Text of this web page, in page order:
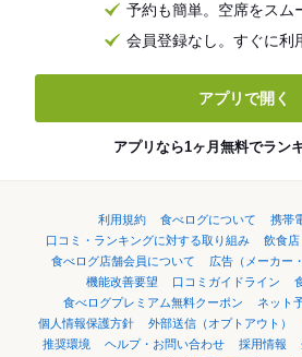
予約も簡単。空席をスム
会員登録なし。すぐに利
アプリで開く
アプリなら1ヶ月無料でラン
利用規約 食べログについて
携帯
口コミ・ランキングに対する取り組み
飲食店
食べログ店舗会員について
広告（メーカー
機能改善要望
口コミガイドライン
食べログプレミアム無料クーポン
ネット
個人情報保護方針
外部送信（オプトアウト）
推奨環境
ヘルプ・お問い合わせ 採用情報